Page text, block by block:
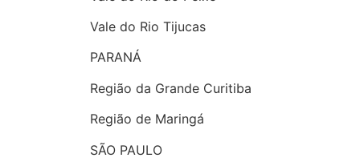
Vale do Rio Tijucas
PARANÁ
Região da Grande Curitiba
Região de Maringá
SÃO PAULO